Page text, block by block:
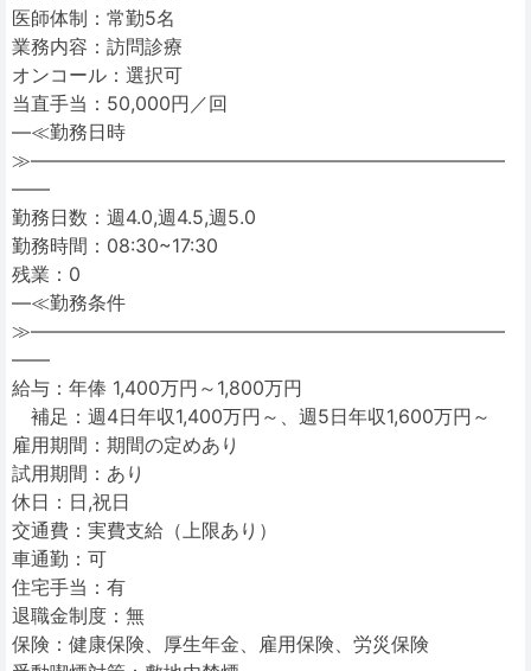
医師体制：常勤5名
業務内容：訪問診療
オンコール：選択可
当直手当：50,000円／回
―≪勤務日時
≫―――――――――――――――――――――――――
――
勤務日数：週4.0,週4.5,週5.0
勤務時間：08:30~17:30
残業：0
―≪勤務条件
≫―――――――――――――――――――――――――
――
給与：年俸 1,400万円～1,800万円
補足：週4日年収1,400万円～、週5日年収1,600万円～
雇用期間：期間の定めあり
試用期間：あり
休日：日,祝日
交通費：実費支給（上限あり）
車通勤：可
住宅手当：有
退職金制度：無
保険：健康保険、厚生年金、雇用保険、労災保険